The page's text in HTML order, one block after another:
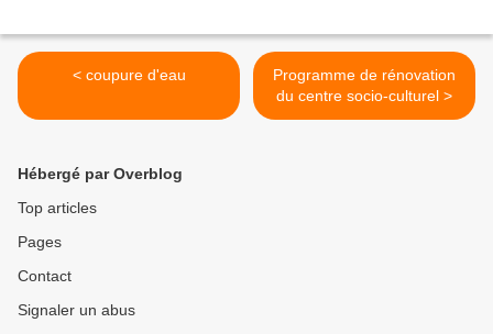
< coupure d'eau
Programme de rénovation
du centre socio-culturel >
Hébergé par Overblog
Top articles
Pages
Contact
Signaler un abus